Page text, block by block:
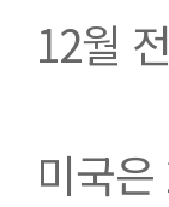
12월
미국은